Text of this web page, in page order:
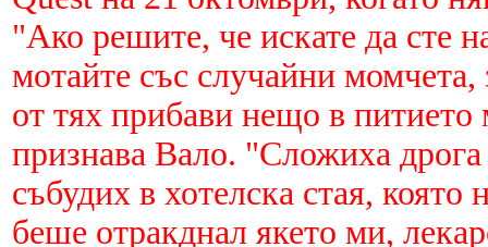
"Ако решите, че искате да сте
мотайте със случайни
от тях прибави нещо в
признава Вало. "Сложиха
събудих в хотелска стая,
беше отракднал якето ми,